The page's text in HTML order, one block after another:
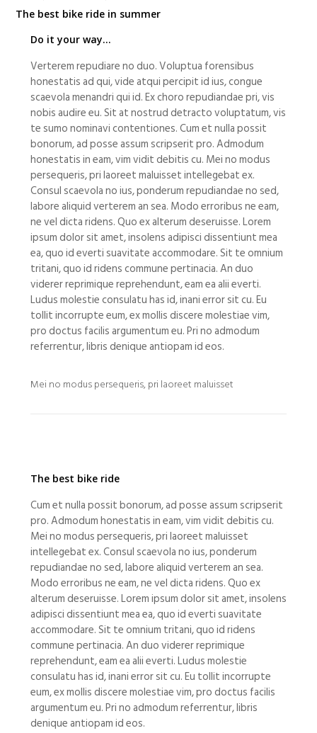
The best bike ride in summer
Do it your way…
Verterem repudiare no duo. Voluptua forensibus
honestatis ad qui, vide atqui percipit id ius, congue
scaevola menandri qui id. Ex choro repudiandae pri, vis
nobis audire eu. Sit at nostrud detracto voluptatum, vis
te sumo nominavi contentiones. Cum et nulla possit
bonorum, ad posse assum scripserit pro. Admodum
honestatis in eam, vim vidit debitis cu. Mei no modus
persequeris, pri laoreet maluisset intellegebat ex.
Consul scaevola no ius, ponderum repudiandae no sed,
labore aliquid verterem an sea. Modo erroribus ne eam,
ne vel dicta ridens. Quo ex alterum deseruisse. Lorem
ipsum dolor sit amet, insolens adipisci dissentiunt mea
ea, quo id everti suavitate accommodare. Sit te omnium
tritani, quo id ridens commune pertinacia. An duo
viderer reprimique reprehendunt, eam ea alii everti.
Ludus molestie consulatu has id, inani error sit cu. Eu
tollit incorrupte eum, ex mollis discere molestiae vim,
pro doctus facilis argumentum eu. Pri no admodum
referrentur, libris denique antiopam id eos.
Mei no modus persequeris, pri laoreet maluisset
The best bike ride
Cum et nulla possit bonorum, ad posse assum scripserit
pro. Admodum honestatis in eam, vim vidit debitis cu.
Mei no modus persequeris, pri laoreet maluisset
intellegebat ex. Consul scaevola no ius, ponderum
repudiandae no sed, labore aliquid verterem an sea.
Modo erroribus ne eam, ne vel dicta ridens. Quo ex
alterum deseruisse. Lorem ipsum dolor sit amet, insolens
adipisci dissentiunt mea ea, quo id everti suavitate
accommodare. Sit te omnium tritani, quo id ridens
commune pertinacia. An duo viderer reprimique
reprehendunt, eam ea alii everti. Ludus molestie
consulatu has id, inani error sit cu. Eu tollit incorrupte
eum, ex mollis discere molestiae vim, pro doctus facilis
argumentum eu. Pri no admodum referrentur, libris
denique antiopam id eos.